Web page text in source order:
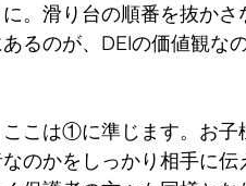
。滑り台の順番を抜かさ
るのが、DEIの価値観な
こは①に準じます。お子
のかをしっかり相手に伝